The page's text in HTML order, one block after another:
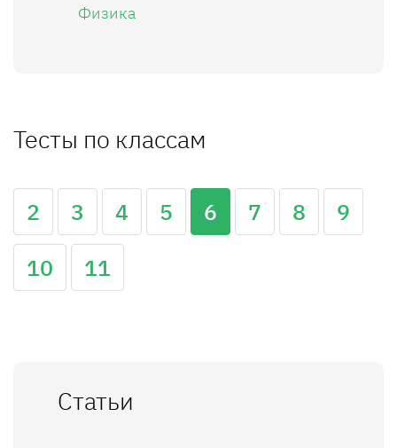
Физика
Тесты по классам
2 3 4 5 6 7 8
9
10
11
Статьи